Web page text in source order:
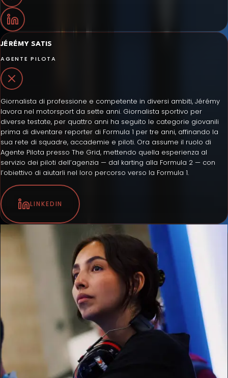
JÉRÉMY SATIS
AGENTE PILOTA
Giornalista di professione e competente in diversi ambiti, Jérémy
lavora nel motorsport da sette anni. Giornalista sportivo per
diverse testate, per quattro anni ha seguito le categorie giovanili
prima di diventare reporter di Formula 1 per tre anni, affinando la
sua rete di squadre, accademie e piloti. Ora assume il ruolo di
Agente Pilota presso The Grid, mettendo quella esperienza al
servizio dei piloti dell’agenzia — dal karting alla Formula 2 — con
l’obiettivo di aiutarli nel loro percorso verso la Formula 1.
LINKEDIN